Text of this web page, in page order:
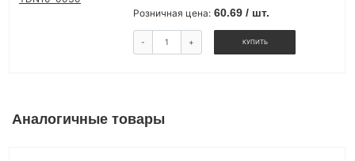
Розничная цена: 60.69 / шт.
- + КУПИТЬ
Аналогичные товары